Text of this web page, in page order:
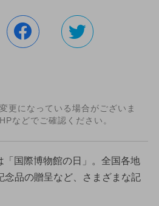
更になっている場合がございま
などでご確認ください。
「国際博物館の日」。全国各地
念品の贈呈など、さまざまな記